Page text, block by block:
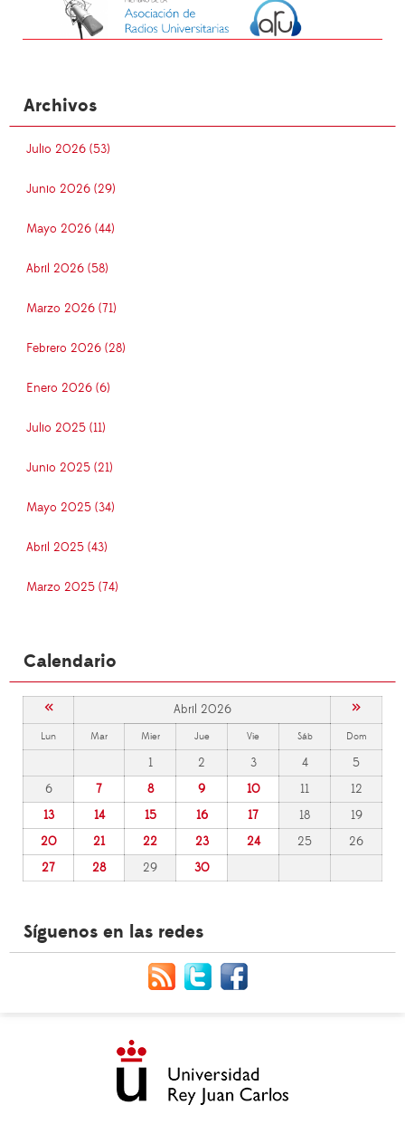
Archivos
Julio 2026 (53)
Junio 2026 (29)
Mayo 2026 (44)
Abril 2026 (58)
Marzo 2026 (71)
Febrero 2026 (28)
Enero 2026 (6)
Julio 2025 (11)
Junio 2025 (21)
Mayo 2025 (34)
Abril 2025 (43)
Marzo 2025 (74)
Calendario
« Abril 2026 »
Lun Mar Mier Jue Vie Sáb Dom
1 2 3 4
5
6
7 8 9 10 11
12
13
14 15 16 17 18
19
20
21 22 23 24 25
26
27
28 29 30
Síguenos en las redes